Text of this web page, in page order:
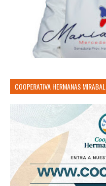
COOPERATIVA HERMANAS MIRABAL